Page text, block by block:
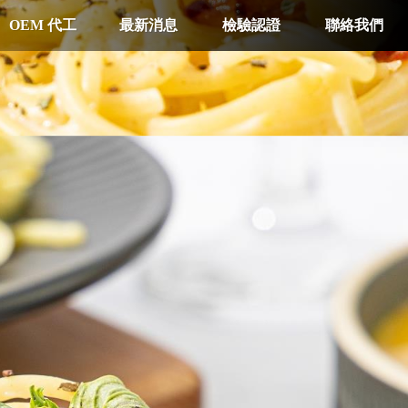
OEM 代工 最新消息 檢驗認證 聯絡我們